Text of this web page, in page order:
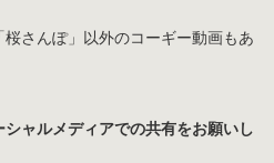
さんぽ」以外のコーギー動画もあ
シャルメディアでの共有をお願いし